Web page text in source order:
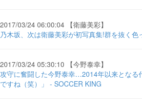
2017/03/24 06:00:04 【衛藤美彩】
乃木坂、次は衛藤美彩が初写真集!群を抜く
2017/03/24 05:30:10 【今野泰幸】
攻守に奮闘した今野泰幸…2014年以来となる
ですね（笑）」 - SOCCER KING